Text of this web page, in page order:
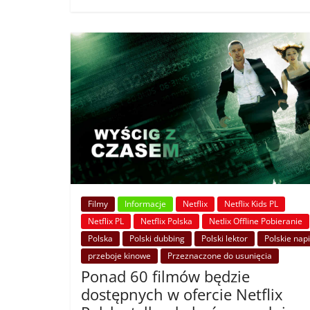
Filmy Informacje Netflix
Netflix Kids PL
Netflix PL
Netflix Polska
Netlix Offline Pobieranie
Polska
Polski dubbing Polski lektor
Polskie
przeboje kinowe
Przeznaczone do usunięcia
Ponad 60 filmów będzie
dostępnych w ofercie Netflix